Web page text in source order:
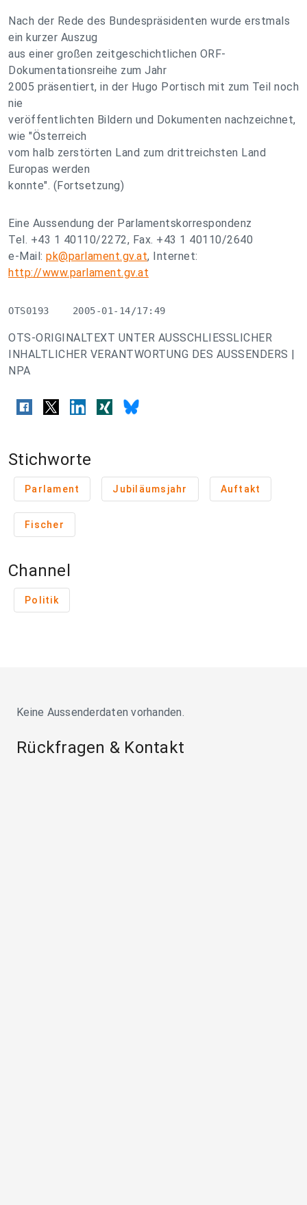
Nach der Rede des Bundespräsidenten wurde erstmals
ein kurzer Auszug
aus einer großen zeitgeschichtlichen ORF-
Dokumentationsreihe zum Jahr
2005 präsentiert, in der Hugo Portisch mit zum Teil noch
nie
veröffentlichten Bildern und Dokumenten nachzeichnet,
wie "Österreich
vom halb zerstörten Land zum drittreichsten Land
Europas werden
konnte". (Fortsetzung)
Eine Aussendung der Parlamentskorrespondenz
Tel. +43 1 40110/2272, Fax. +43 1 40110/2640
e-Mail: pk@parlament.gv.at, Internet:
http://www.parlament.gv.at
OTS0193    2005-01-14/17:49
OTS-ORIGINALTEXT UNTER AUSSCHLIESSLICHER
INHALTLICHER VERANTWORTUNG DES AUSSENDERS |
NPA
Stichworte
Parlament Jubiläumsjahr Auftakt
Fischer
Channel
Politik
Keine Aussenderdaten vorhanden.
Rückfragen & Kontakt